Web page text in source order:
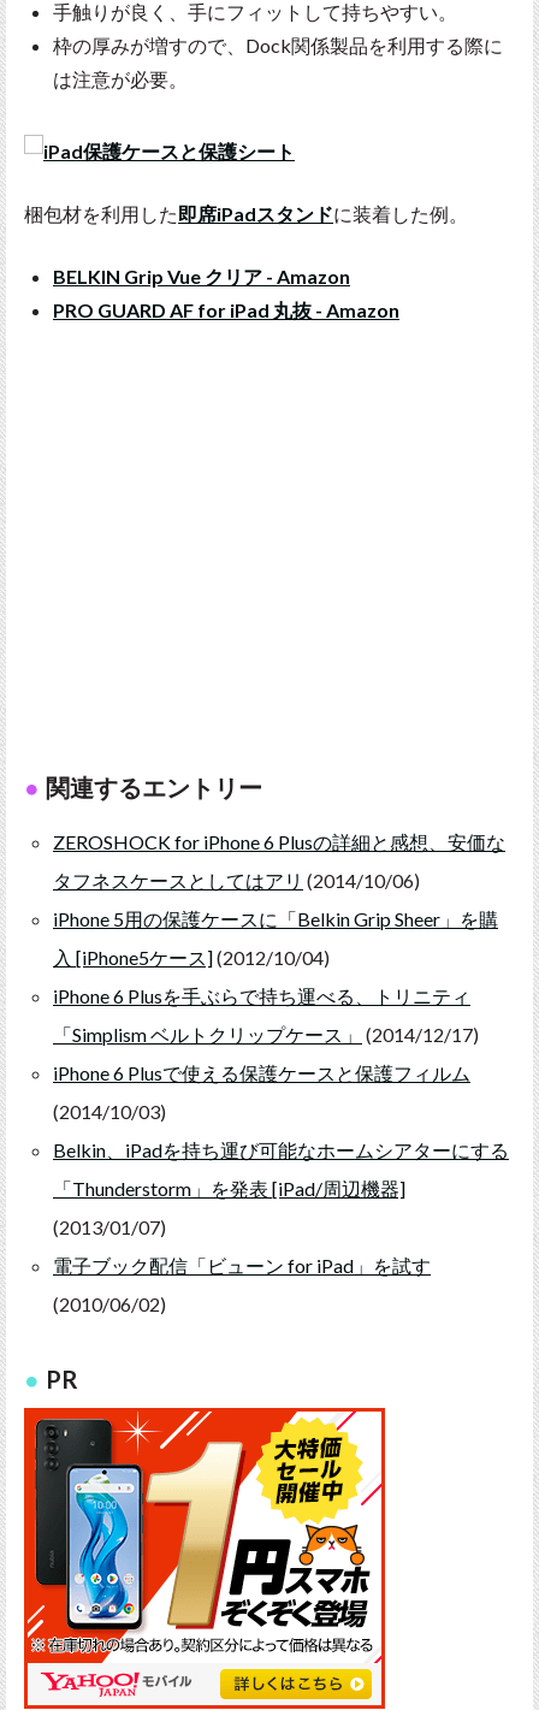
手触りが良く、手にフィットして持ちやすい。
枠の厚みが増すので、Dock関係製品を利用する際に
は注意が必要。
梱包材を利用した即席iPadスタンドに装着した例。
BELKIN Grip Vue クリア - Amazon
PRO GUARD AF for iPad 丸抜 - Amazon
関連するエントリー
ZEROSHOCK for iPhone 6 Plusの詳細と感想、安価な
タフネスケースとしてはアリ (2014/10/06)
iPhone 5用の保護ケースに「Belkin Grip Sheer」を購
入 [iPhone5ケース](2012/10/04)
iPhone 6 Plusを手ぶらで持ち運べる、トリニティ
「Simplism ベルトクリップケース」
(2014/12/17)
iPhone 6 Plusで使える保護ケースと保護フィルム
(2014/10/03)
Belkin、iPadを持ち運び可能なホームシアターにする
「Thunderstorm」を発表 [iPad/周辺機器]
(2013/01/07)
電子ブック配信「ビューン for iPad」を試す
(2010/06/02)
PR